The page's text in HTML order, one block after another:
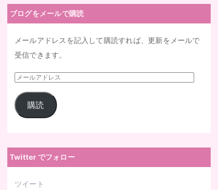
ブログをメールで購読
メールアドレスを記入して購読すれば、更新をメールで
受信できます。
メ
ー
ル
レ
購読
Twitter でフォロー
ツイート